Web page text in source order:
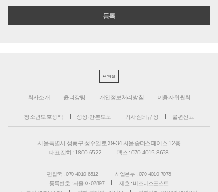
PC버전
회사소개 윤리강령 개인정보처리방침 이용자위원회
청소년보호정책 정정·반론보도 기사심의규정 불편신고
서울특별시 성동구 성수일로 39-34 서울숲더스페이스 12층
대표전화 : 1800-6522
팩스 : 070-4015-8658
편집국 : 070-4010-8512
사업본부 : 070-4010-7078
등록번호 : 서울 아 02897
제호 : 비즈니스포스트